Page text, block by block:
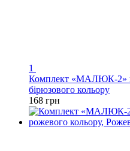
1
Комплект «МАЛЮК-2»
бірюзового кольору
168 грн